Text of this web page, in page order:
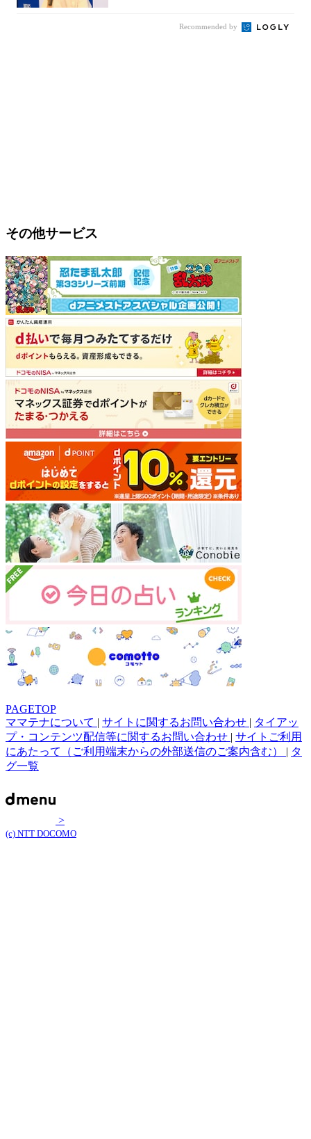
Recommended by
その他サービス
PAGETOP
ママテナについて | サイトに関するお問い合わせ | タイアッ
プ・コンテンツ配信等に関するお問い合わせ | サイトご利用
にあたって（ご利用端末からの外部送信のご案内含む） | タ
グ一覧
>
(c) NTT DOCOMO